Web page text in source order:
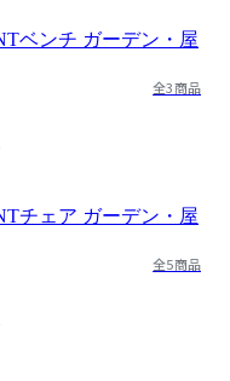
全3商品
全5商品